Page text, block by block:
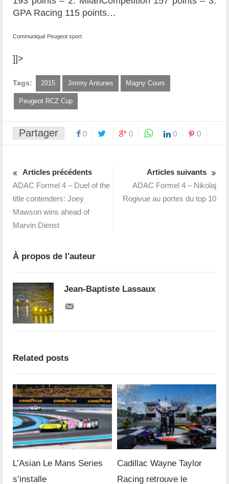
GPA Racing 115 points…
Communiqué Peugeot sport
]]>
Tags: 2015 Jimmy Antunes Magny Cours
Peugeot RCZ Cup
Partager 0 0 0 0
Articles précédents
ADAC Formel 4 – Duel of the
title contenders: Joey
Mawson wins ahead of
Marvin Dienst
Articles suivants
ADAC Formel 4 – Nikolaj
Rogivue au portes du top 10
À propos de l'auteur
Jean-Baptiste Lassaux
Related posts
L’Asian Le Mans Series
s’installe
Cadillac Wayne Taylor
Racing retrouve le